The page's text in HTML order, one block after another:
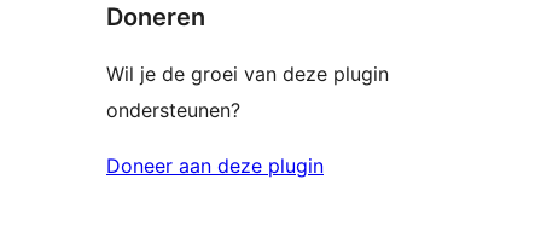
Doneren
Wil je de groei van deze plugin
ondersteunen?
Doneer aan deze plugin